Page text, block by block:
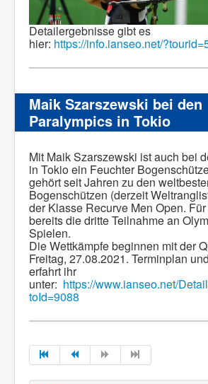
Detailergebnisse gibt es
hier: https://info.ianseo.net/
Maik Szarszewski bei den
Paralympics in Tokio
Mit Maik Szarszewski ist auch bei
in Tokio ein Feuchter
gehört seit Jahren zu den
Bogenschützen (derzeit
der Klasse Recurve Men Open.
bereits die dritte Teilnahme an
Spielen.
Die Wettkämpfe beginnen mit der
Freitag, 27.08.2021. Terminplan
erfahrt ihr
unter: https://www.ianseo.net/
toId=9088